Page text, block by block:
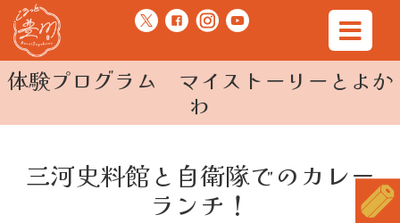
体験プログラム マイストーリーとよか
わ
三河史料館と自衛隊でのカレー
ランチ！